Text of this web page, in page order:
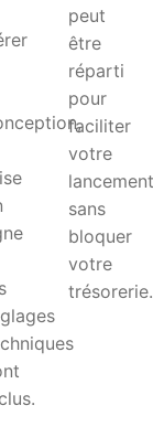
peut
être
réparti
pour
faciliter
votre
sans
bloquer
votre
trésorerie.